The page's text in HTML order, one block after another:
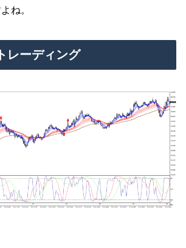
ね。
レーディング